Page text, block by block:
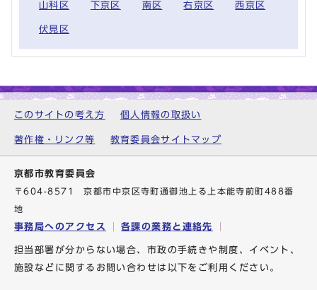
山科区 下京区 南区 右京区 西京区
伏見区
このサイトの考え方 個人情報の取扱い
著作権・リンク等 教育委員会サイトマップ
京都市教育委員会
〒604-8571 京都市中京区寺町通御池上る上本能寺前町488番
地
事務局へのアクセス 各課の業務と連絡先
担当部署が分からない場合、市政の手続きや制度、イベント、
施設などに関するお問い合わせは以下をご利用ください。